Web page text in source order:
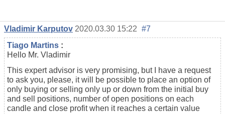
Vladimir Karputov 2020.03.30 15:22 #7
Tiago Martins :
Hello Mr. Vladimir
This expert advisor is very promising, but I have a request
to ask you, please, it will be possible to place an option of
only buying or selling only up or down from the initial buy
and sell positions, number of open positions on each
candle and close profit when it reaches a certain value